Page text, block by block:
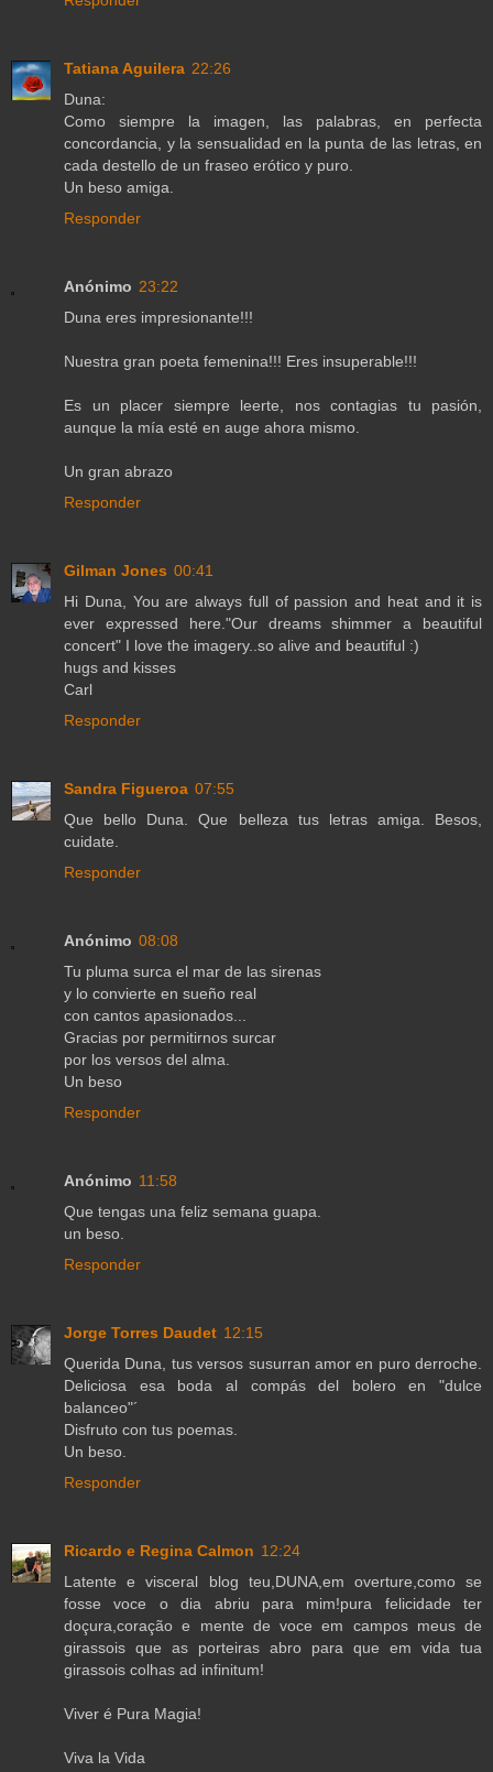
Tatiana Aguilera 22:26
Duna:
Como siempre la imagen, las palabras, en perfecta
concordancia, y la sensualidad en la punta de las letras, en
cada destello de un fraseo erótico y puro.
Un beso amiga.
Responder
Anónimo 23:22
Duna eres impresionante!!!
Nuestra gran poeta femenina!!! Eres insuperable!!!
Es un placer siempre leerte, nos contagias tu pasión,
aunque la mía esté en auge ahora mismo.
Un gran abrazo
Responder
Gilman Jones 00:41
Hi Duna, You are always full of passion and heat and it is
ever expressed here."Our dreams shimmer a beautiful
concert" I love the imagery..so alive and beautiful :)
hugs and kisses
Carl
Responder
Sandra Figueroa 07:55
Que bello Duna. Que belleza tus letras amiga. Besos,
cuidate.
Responder
Anónimo 08:08
Tu pluma surca el mar de las sirenas
y lo convierte en sueño real
con cantos apasionados...
Gracias por permitirnos surcar
por los versos del alma.
Un beso
Responder
Anónimo 11:58
Que tengas una feliz semana guapa.
un beso.
Responder
Jorge Torres Daudet 12:15
Querida Duna, tus versos susurran amor en puro derroche.
Deliciosa esa boda al compás del bolero en "dulce
balanceo"´
Disfruto con tus poemas.
Un beso.
Responder
Ricardo e Regina Calmon 12:24
Latente e visceral blog teu,DUNA,em overture,como se
fosse voce o dia abriu para mim!pura felicidade ter
doçura,coração e mente de voce em campos meus de
girassois que as porteiras abro para que em vida tua
girassois colhas ad infinitum!
Viver é Pura Magia!
Viva la Vida